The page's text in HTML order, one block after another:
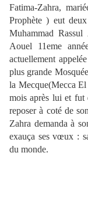
Fatima-Zahra,
Prophète ) eut
Muhammad
Aouel 11eme
actuellement
plus grande
la Mecque(Mecca
mois après lui et fut
reposer à coté de
Zahra demanda à
exauça ses vœux :
du monde.